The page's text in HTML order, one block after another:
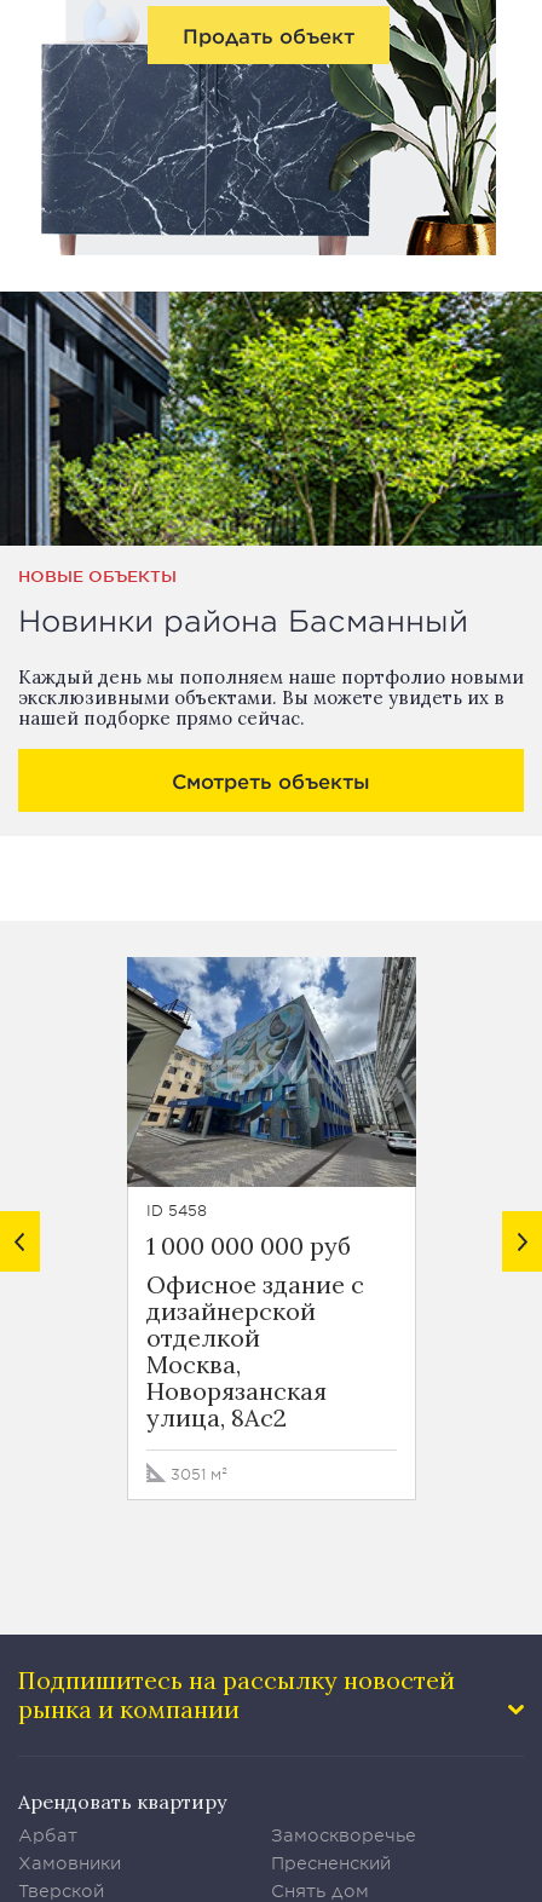
Продать объект
НОВЫЕ ОБЪЕКТЫ
Новинки района Басманный
Каждый день мы пополняем наше портфолио новыми
эксклюзивными объектами. Вы можете увидеть их в
нашей подборке прямо сейчас.
Смотреть объекты
ID 5458
1 000 000 000 руб
Офисное здание с
дизайнерской
отделкой
Москва,
Новорязанская
улица, 8Ас2
3051 м²
ID 5457
1
Подпишитесь на рассылку новостей
рынка и компании
Арендовать квартиру
Арбат
Хамовники
Тверской
Замоскворечье
Пресненский
Снять дом